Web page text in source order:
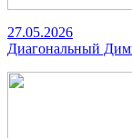
27.05.2026
Диагональный